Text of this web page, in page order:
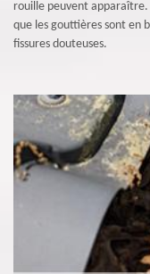
rouille peuvent
que les gouttières sont en
fissures douteuses.